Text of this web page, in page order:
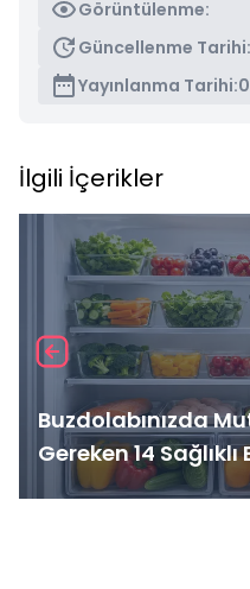
Görüntülenme:
Güncellenme Tarihi:
Yayınlanma Tarihi:
İlgili İçerikler
Buzdolabınızda
Gereken 14 Sağlıklı